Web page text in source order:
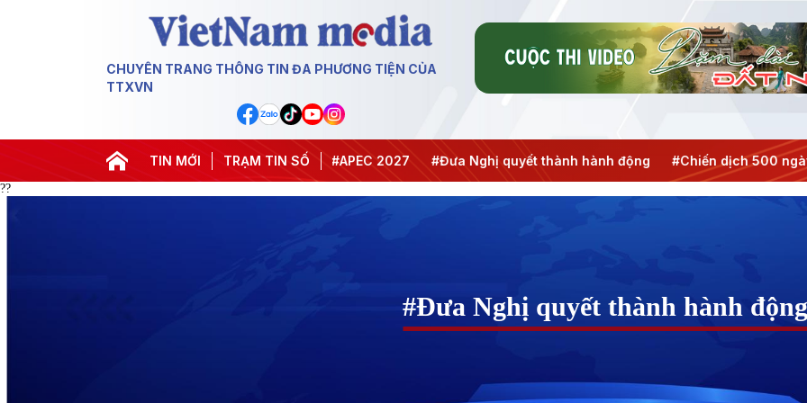
CHUYÊN TRANG THÔNG TIN ĐA PHƯƠNG TIỆN CỦA
TTXVN
TIN MỚI TRẠM TIN SỐ
#Hội nghị Trung ương 3 #APEC 2027 #Đưa Nghị quyết thành hành động #Chiến dịch 500 ngày đêm
??
#Đưa Nghị quyết thành hành động